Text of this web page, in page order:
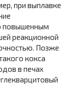
при выплавке
повышенным
реакционной
Позже
кокса
в печах